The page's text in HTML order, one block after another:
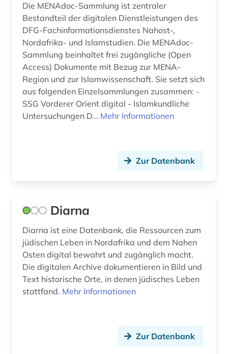
Die MENAdoc-Sammlung ist zentraler
Bestandteil der digitalen Dienstleistungen des
DFG-Fachinformationsdienstes Nahost-,
Nordafrika- und Islamstudien. Die MENAdoc-
Sammlung beinhaltet frei zugängliche (Open
Access) Dokumente mit Bezug zur MENA-
Region und zur Islamwissenschaft. Sie setzt sich
aus folgenden Einzelsammlungen zusammen: -
SSG Vorderer Orient digital - Islamkundliche
Untersuchungen D... Mehr Informationen
Zur Datenbank
Diarna
Diarna ist eine Datenbank, die Ressourcen zum
jüdischen Leben in Nordafrika und dem Nahen
Osten digital bewahrt und zugänglich macht.
Die digitalen Archive dokumentieren in Bild und
Text historische Orte, in denen jüdisches Leben
stattfand. Mehr Informationen
Zur Datenbank